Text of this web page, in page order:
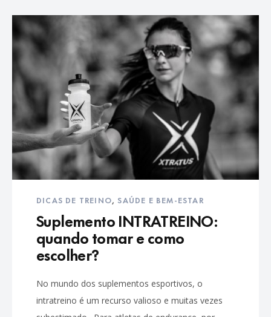
DICAS DE TREINO, SAÚDE E BEM-ESTAR
Suplemento INTRATREINO:
quando tomar e como
escolher?
No mundo dos suplementos esportivos, o
intratreino é um recurso valioso e muitas vezes